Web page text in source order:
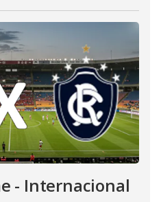
- Internacional